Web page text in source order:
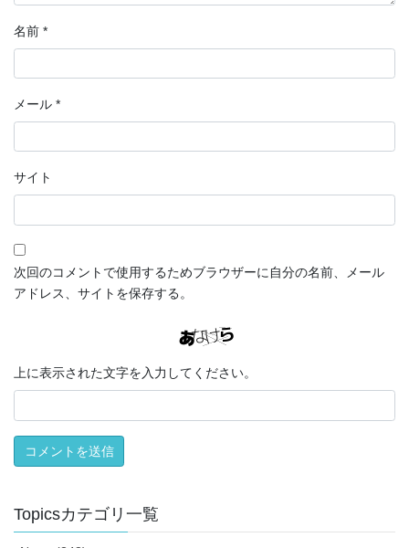
名前 *
メール *
サイト
次回のコメントで使用するためブラウザーに自分の名前、メール
アドレス、サイトを保存する。
上に表示された文字を入力してください。
Topicsカテゴリ一覧